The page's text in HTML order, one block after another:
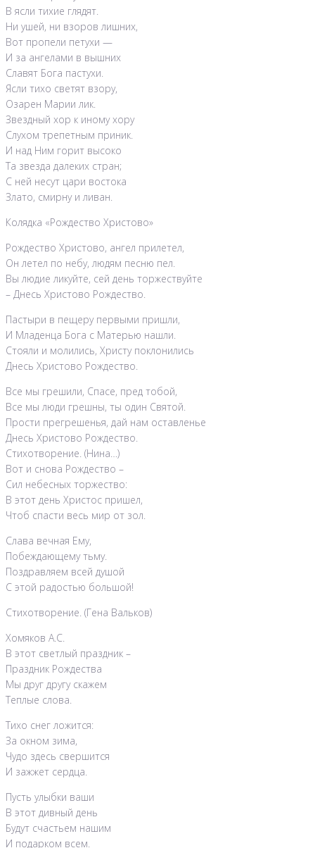
В ясли тихие глядят.
Ни ушей, ни взоров лишних,
Вот пропели петухи —
И за ангелами в вышних
Славят Бога пастухи.
Ясли тихо светят взору,
Озарен Марии лик.
Звездный хор к иному хору
Слухом трепетным приник.
И над Ним горит высоко
Та звезда далеких стран;
С ней несут цари востока
Злато, смирну и ливан.
Колядка «Рождество Христово»
Рождество Христово, ангел прилетел,
Он летел по небу, людям песню пел.
Вы людие ликуйте, сей день торжествуйте
– Днесь Христово Рождество.
Пастыри в пещеру первыми пришли,
И Младенца Бога с Матерью нашли.
Стояли и молились, Христу поклонились
Днесь Христово Рождество.
Все мы грешили, Спасе, пред тобой,
Все мы люди грешны, ты один Святой.
Прости прегрешенья, дай нам оставленье
Днесь Христово Рождество.
Стихотворение. (Нина…)
Вот и снова Рождество –
Сил небесных торжество:
В этот день Христос пришел,
Чтоб спасти весь мир от зол.
Слава вечная Ему,
Побеждающему тьму.
Поздравляем всей душой
С этой радостью большой!
Стихотворение. (Гена Вальков)
Хомяков А.С.
В этот светлый праздник –
Праздник Рождества
Мы друг другу скажем
Теплые слова.
Тихо снег ложится:
За окном зима,
Чудо здесь свершится
И зажжет сердца.
Пусть улыбки ваши
В этот дивный день
Будут счастьем нашим
И подарком всем.